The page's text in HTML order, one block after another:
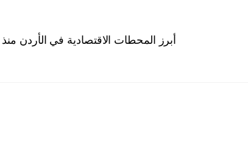
أبرز المحطات الاقتصادية في الأردن